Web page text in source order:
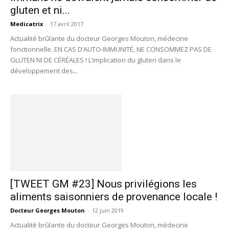
gluten et ni...
Medicatrix - 17 avril 2017
Actualité brûlante du docteur Georges Mouton, médecine
fonctionnelle. EN CAS D’AUTO-IMMUNITÉ, NE CONSOMMEZ PAS DE
GLUTEN NI DE CÉRÉALES ! L’implication du gluten dans le
développement des...
[TWEET GM #23] Nous privilégions les
aliments saisonniers de provenance locale !
Docteur Georges Mouton - 12 juin 2019
Actualité brûlante du docteur Georges Mouton, médecine